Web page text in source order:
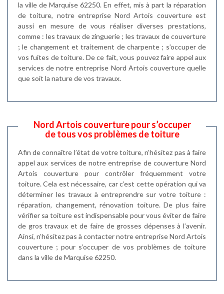
la ville de Marquise 62250. En effet, mis à part la réparation
de toiture, notre entreprise Nord Artois couverture est
aussi en mesure de vous réaliser diverses prestations,
comme : les travaux de zinguerie ; les travaux de couverture
; le changement et traitement de charpente ; s’occuper de
vos fuites de toiture. De ce fait, vous pouvez faire appel aux
services de notre entreprise Nord Artois couverture quelle
que soit la nature de vos travaux.
Nord Artois couverture pour s’occuper
de tous vos problèmes de toiture
Afin de connaître l’état de votre toiture, n’hésitez pas à faire
appel aux services de notre entreprise de couverture Nord
Artois couverture pour contrôler fréquemment votre
toiture. Cela est nécessaire, car c’est cette opération qui va
déterminer les travaux à entreprendre sur votre toiture :
réparation, changement, rénovation toiture. De plus faire
vérifier sa toiture est indispensable pour vous éviter de faire
de gros travaux et de faire de grosses dépenses à l’avenir.
Ainsi, n’hésitez pas à contacter notre entreprise Nord Artois
couverture ; pour s’occuper de vos problèmes de toiture
dans la ville de Marquise 62250.